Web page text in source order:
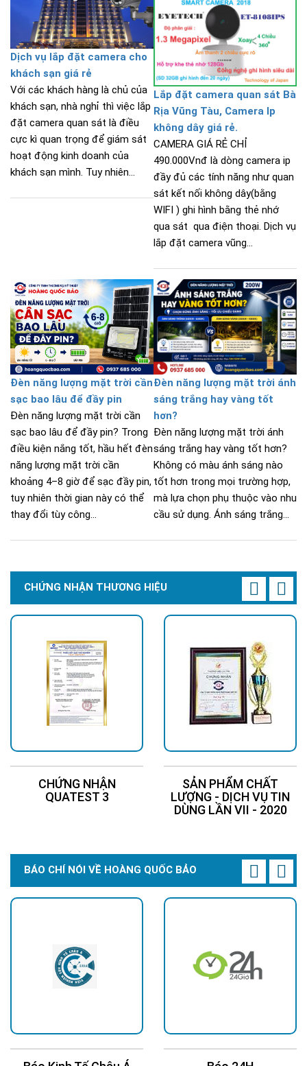
Dịch vụ lắp đặt camera cho
khách sạn giá rẻ
Với các khách hàng là chủ của
khách sạn, nhà nghỉ thì việc lắp
đặt camera quan sát là điều
cực kì quan trọng để giám sát
hoạt động kinh doanh của
khách sạn mình. Tuy nhiên...
Lắp đặt camera quan sát Bà
Rịa Vũng Tàu, Camera Ip
không dây giá rẻ.
CAMERA GIÁ RẺ CHỈ
490.000Vnđ là dòng camera ip
đầy đủ các tính năng như quan
sát kết nối không dây(bằng
WIFI ) ghi hình bằng thẻ nhớ
qua sát qua điện thoại. Dịch vụ
lắp đặt camera vũng...
Đèn năng lượng mặt trời cần
sạc bao lâu để đầy pin
Đèn năng lượng mặt trời cần
sạc bao lâu để đầy pin? Trong
điều kiện nắng tốt, hầu hết đèn
năng lượng mặt trời cần
khoảng 4–8 giờ để sạc đầy pin,
tuy nhiên thời gian này có thể
thay đổi tùy công...
Đèn năng lượng mặt trời ánh
sáng trắng hay vàng tốt
hơn?
Đèn năng lượng mặt trời ánh
sáng trắng hay vàng tốt hơn?
Không có màu ánh sáng nào
tốt hơn trong mọi trường hợp,
mà lựa chọn phụ thuộc vào nhu
cầu sử dụng. Ánh sáng trắng...
CHỨNG NHẬN THƯƠNG HIỆU
CHỨNG NHẬN
QUATEST 3
SẢN PHẨM CHẤT
LƯỢNG - DỊCH VỤ TIN
DÙNG LẦN VII - 2020
BÁO CHÍ NÓI VỀ HOÀNG QUỐC BẢO